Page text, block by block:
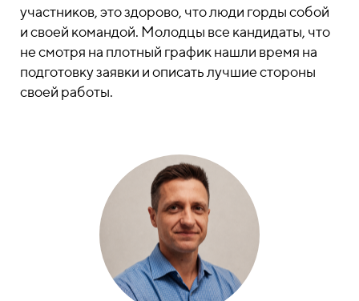
участников, это здорово, что люди горды собой
и своей командой. Молодцы все кандидаты, что
не смотря на плотный график нашли время на
подготовку заявки и описать лучшие стороны
своей работы.